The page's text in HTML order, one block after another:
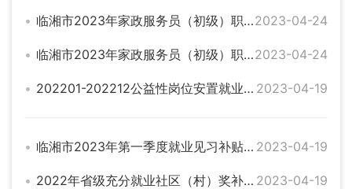
临湘市2023年家政服务员（初级）职业技能培训补贴人员名册（好媳妇培训学校一期二班）2023-04-24
临湘市2023年家政服务员（初级）职业技能培训补贴人员名册（好媳妇培训学校一期一班）2023-04-24
202201-202212公益性岗位安置就业困难对象就业岗位补贴（五里街道办事处） 2023-04-19
临湘市2023年第一季度就业见习补贴公示 2023-04-19
2022年省级充分就业社区（村）奖补公示 2023-04-19